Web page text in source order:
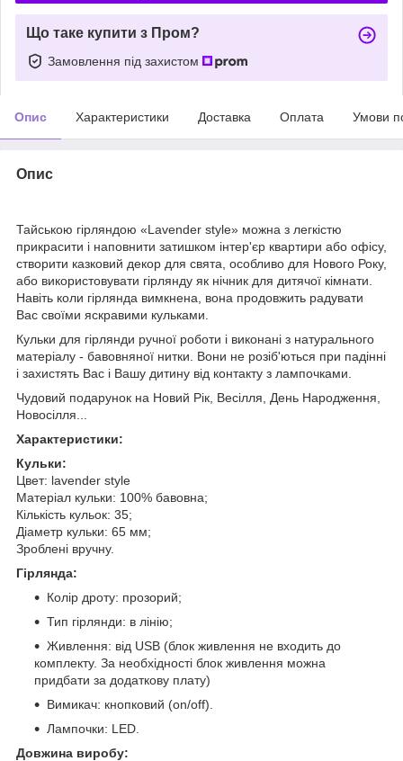
Що таке купити з Пром?
Замовлення під захистом
Опис Характеристики Доставка Оплата Умови
Опис
Тайською гірляндою «Lavender style» можна з легкістю
прикрасити і наповнити затишком інтер'єр квартири або офісу,
створити казковий декор для свята, особливо для Нового Року,
або використовувати гірлянду як нічник для дитячої кімнати.
Навіть коли гірлянда вимкнена, вона продовжить радувати
Вас своїми яскравими кульками.
Кульки для гірлянди ручної роботи і виконані з натурального
матеріалу - бавовняної нитки. Вони не розіб'ються при падінні
і захистять Вас і Вашу дитину від контакту з лампочками.
Чудовий подарунок на Новий Рік, Весілля, День Народження,
Новосілля...
Характеристики:
Кульки:
Цвет: lavender style
Матеріал кульки: 100% бавовна;
Кількість кульок: 35;
Діаметр кульки: 65 мм;
Зроблені вручну.
Гірлянда:
Колір дроту: прозорий;
Тип гірлянди: в лінію;
Живлення: від USB (блок живлення не входить до
комплекту. За необхідності блок живлення можна
придбати за додаткову плату)
Вимикач: кнопковий (on/off).
Лампочки: LED.
Довжина виробу: